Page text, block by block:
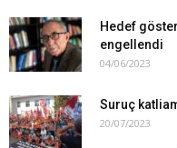
Hedef
engellendi
04/06/2023
Suruç
20/07/2023